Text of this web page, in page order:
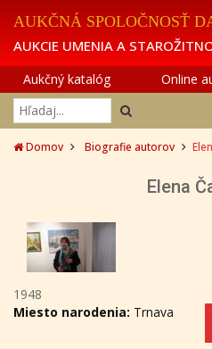
AUKČNÁ SPOLOČNOSŤ
AUKCIE UMENIA A
Aukčný katalóg Online
Domov Biografie autorov
Elena
1948
Miesto narodenia: Trnava